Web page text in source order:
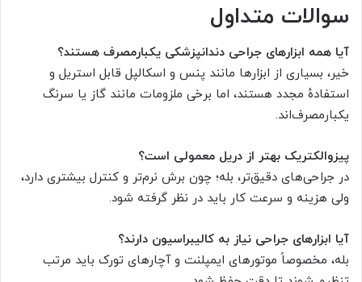
سوالات متداول
آیا همه ابزارهای جراحی دندانپزشکی یکبارمصرف هستند؟
خیر، بسیاری از ابزارها مانند پنس و اسکالپل قابل استریل و
استفادهٔ مجدد هستند، اما برخی ملزومات مانند گاز یا سرنگ
یکبارمصرف‌اند.
پیزوالکتریک بهتر از دریل معمولی است؟
در جراحی‌های دقیق‌تر، بله؛ چون برش نرم‌تر و کنترل بیشتری دارد،
ولی هزینه و سرعت کار باید در نظر گرفته شود.
آیا ابزارهای جراحی نیاز به کالیبراسیون دارند؟
بله، مخصوصاً موتورهای ایمپلنت و آچارهای تورک باید مرتب